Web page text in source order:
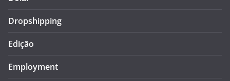
Dropshipping
Edição
Employment